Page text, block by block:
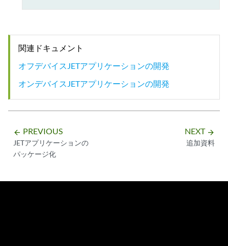
関連ドキュメント
オフデバイスJETアプリケーションの開発
オンデバイスJETアプリケーションの開発
arrow_backward PREVIOUS
JETアプリケーションの
パッケージ化
NEXT arrow_forward
追加資料